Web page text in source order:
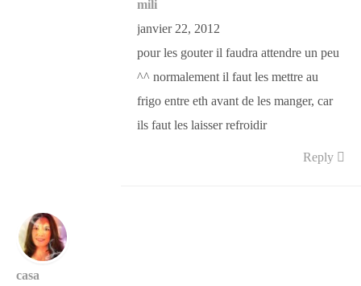
mili
janvier 22, 2012
pour les gouter il faudra attendre un peu
^^ normalement il faut les mettre au
frigo entre eth avant de les manger, car
ils faut les laisser refroidir
Reply
casa